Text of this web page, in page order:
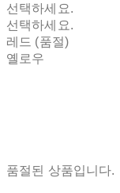
선택하세요.
선택하세요.
레드 (품절)
옐로우
품절된 상품입니다.